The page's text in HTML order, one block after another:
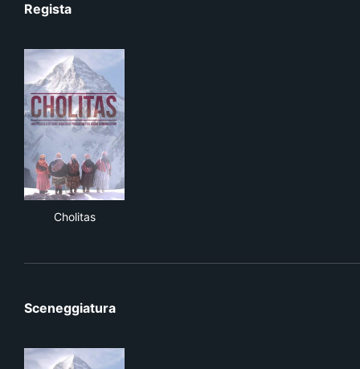
Regista
Cholitas
Sceneggiatura